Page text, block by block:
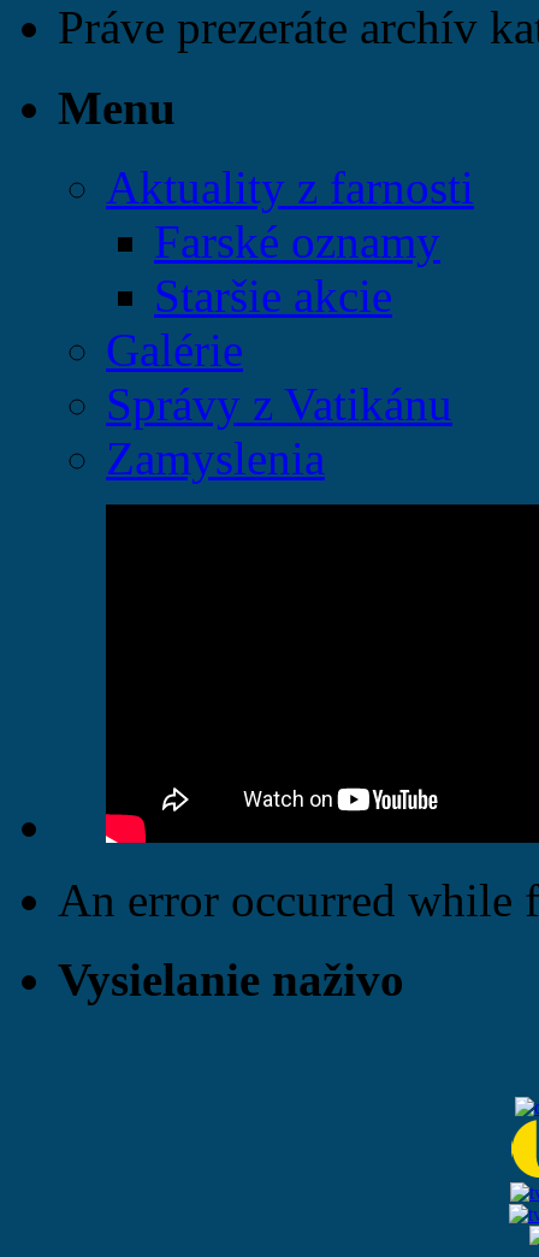
Práve prezeráte archív
Menu
Aktuality z farnosti
Farské oznamy
Staršie akcie
Galérie
Správy z Vatikánu
Zamyslenia
An error occurred while
Vysielanie naživo